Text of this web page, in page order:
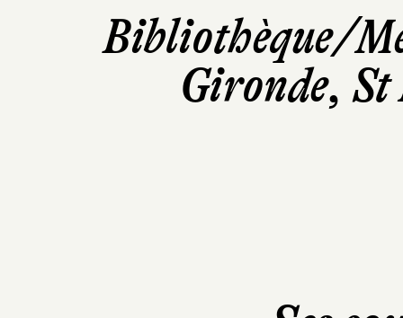
Bibliothèque/
Gironde, St